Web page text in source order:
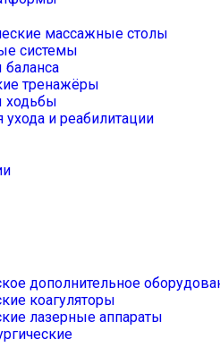
массажные столы
системы
тренажёры
ходьбы
и реабилитации
дополнительное
коагуляторы
лазерные аппараты